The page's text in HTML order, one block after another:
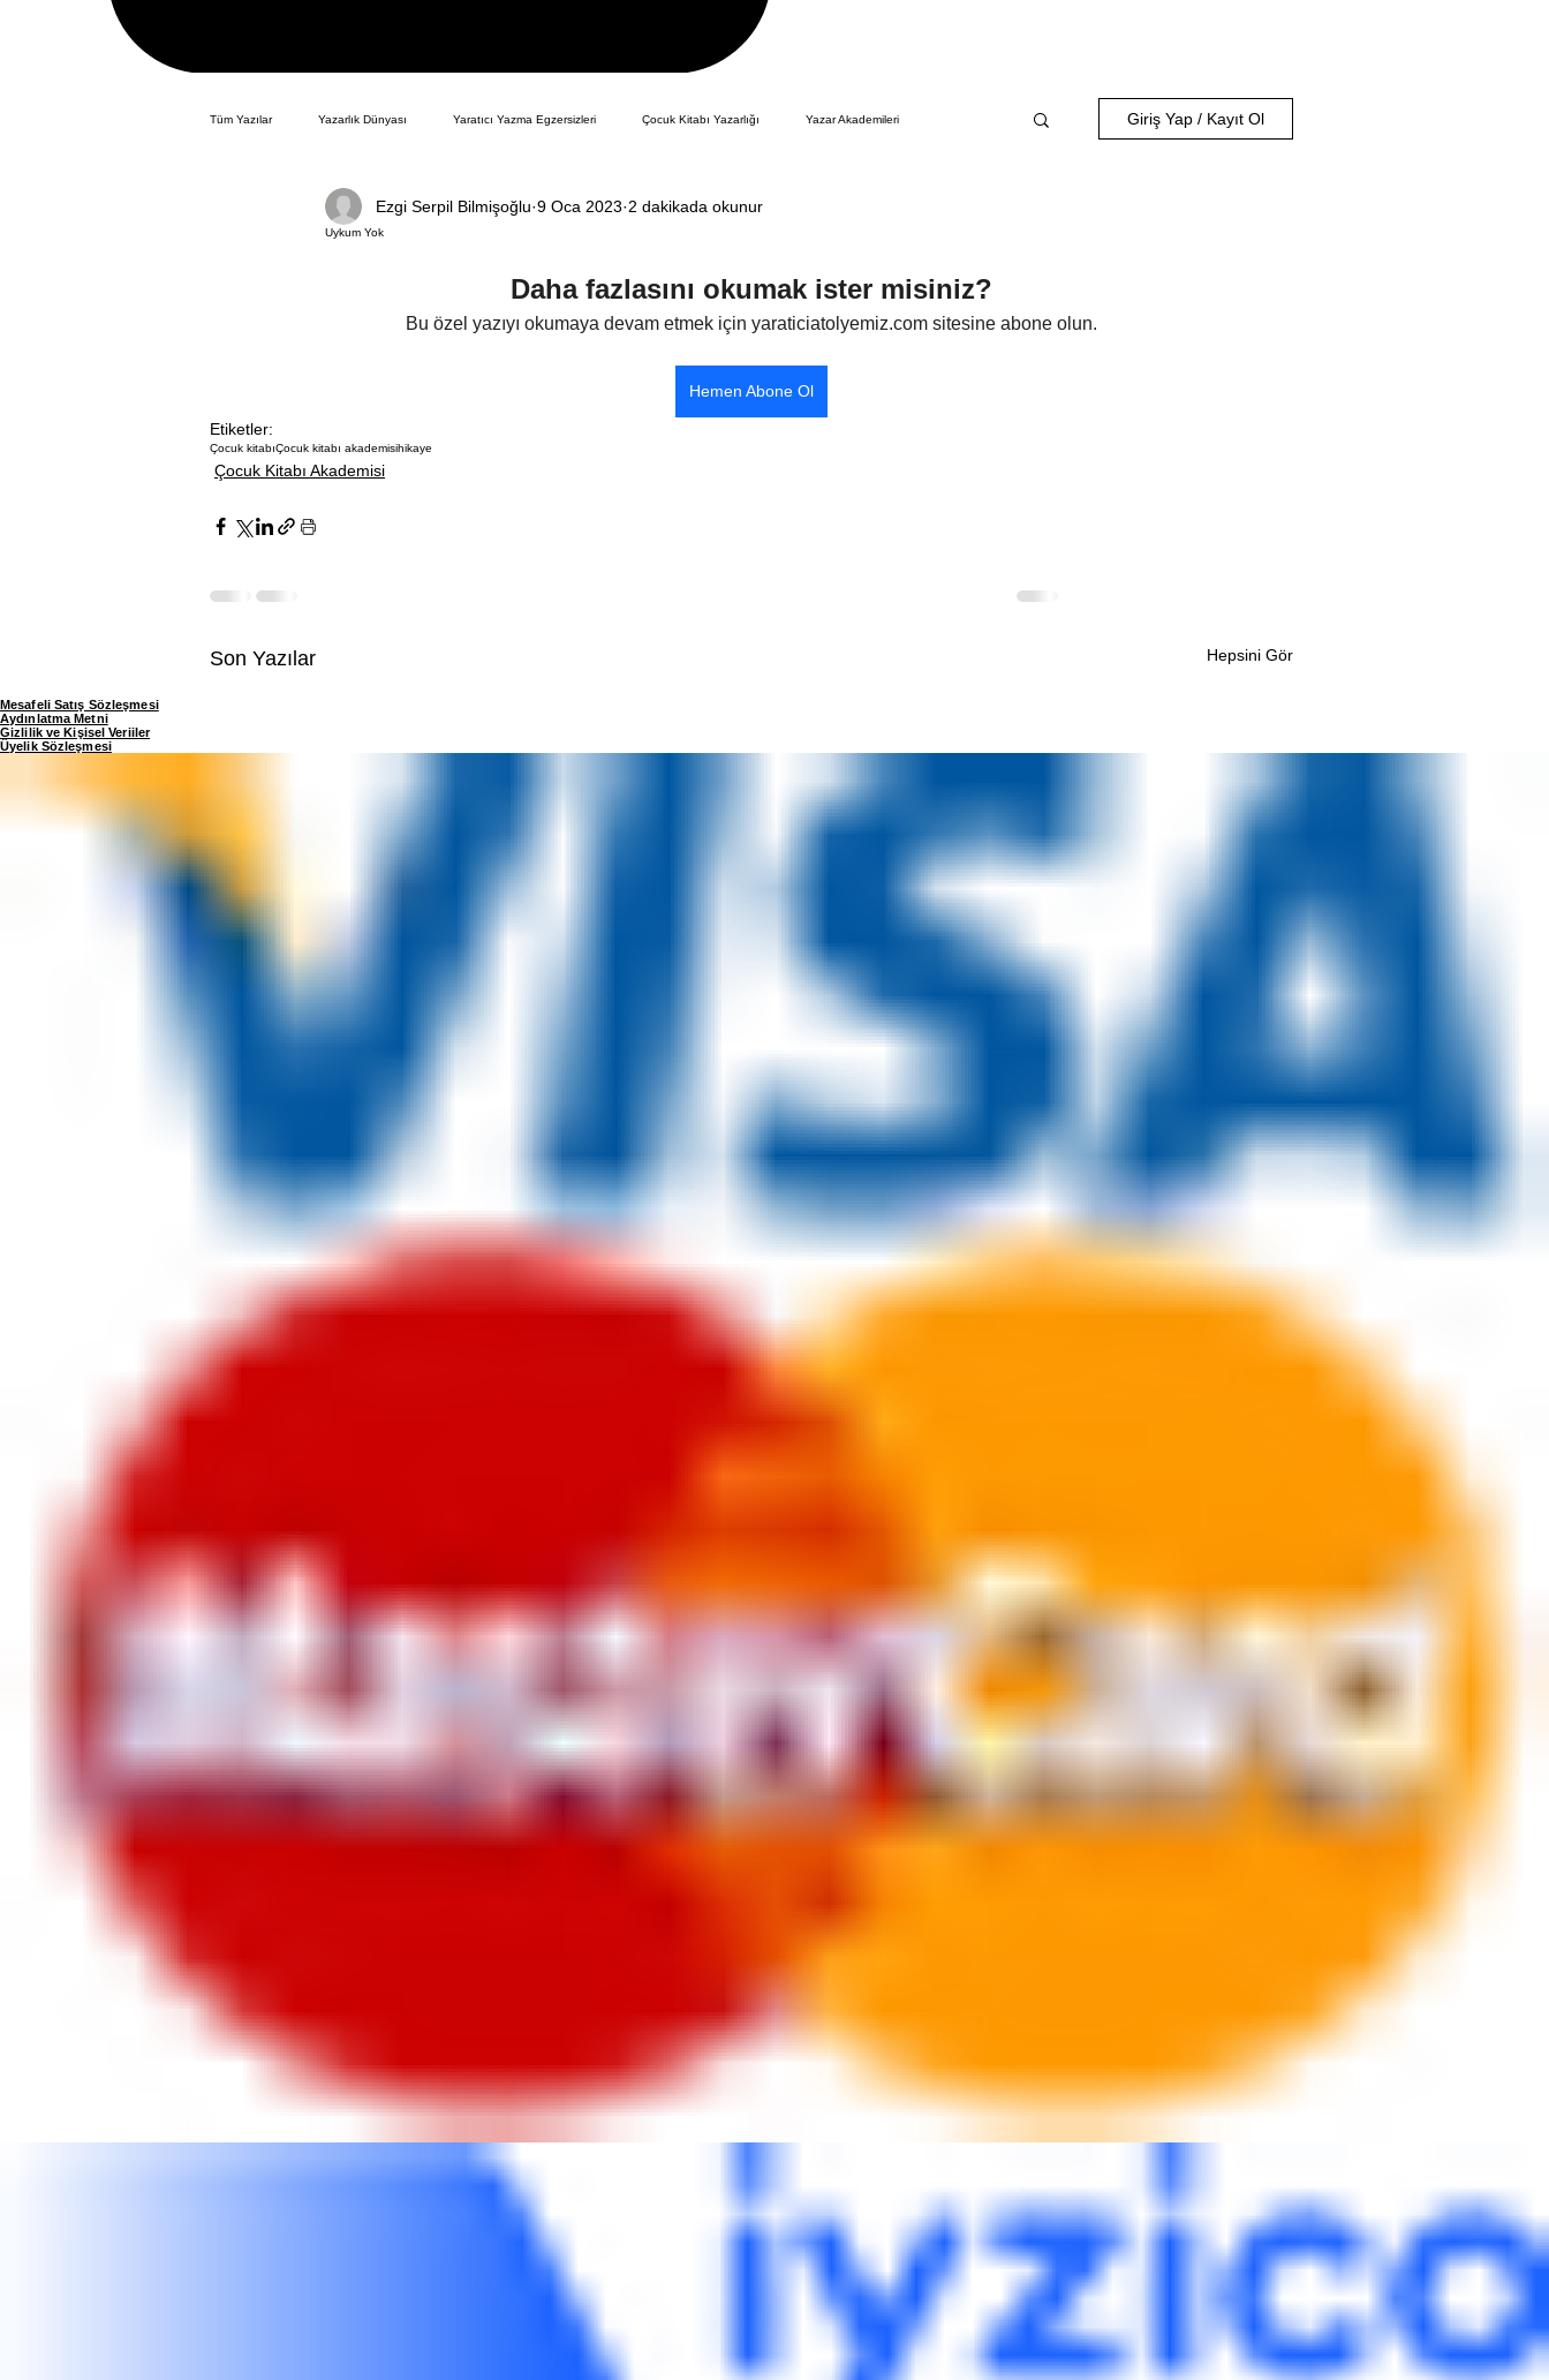
Tüm Yazılar Yazarlık Dünyası Yaratıcı Yazma Egzersizleri Çocuk Kitabı Yazarlığı Yazar Akademileri
Çocuk Kitabı Akademisi
Giriş Yap / Kayıt Ol
Uykum Yok
Ezgi Serpil Bilmişoğlu 9 Oca 2023 2 dakikada okunur
Daha fazlasını okumak ister misiniz?
Bu özel yazıyı okumaya devam etmek için yaraticiatolyemiz.com sitesine abone olun.
Hemen Abone Ol
Etiketler:
Çocuk kitabıÇocuk kitabı akademisihikaye
Çocuk Kitabı Akademisi
Son Yazılar Hepsini Gör
Mesafeli Satış Sözleşmesi
Aydınlatma Metni
Gizlilik ve Kişisel Veriiler
Üyelik Sözleşmesi